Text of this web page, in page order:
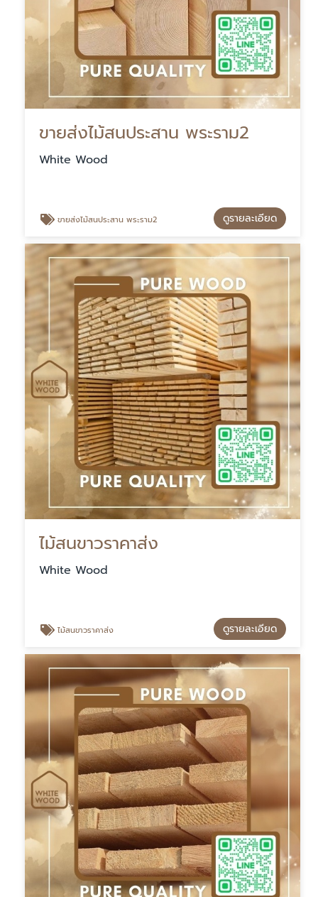
ขายส่งไม้สนประสาน พระราม2
White Wood
ขายส่งไม้สนประสาน พระราม2 ดูรายละเอียด
ไม้สนขาวราคาส่ง
White Wood
ไม้สนขาวราคาส่ง ดูรายละเอียด